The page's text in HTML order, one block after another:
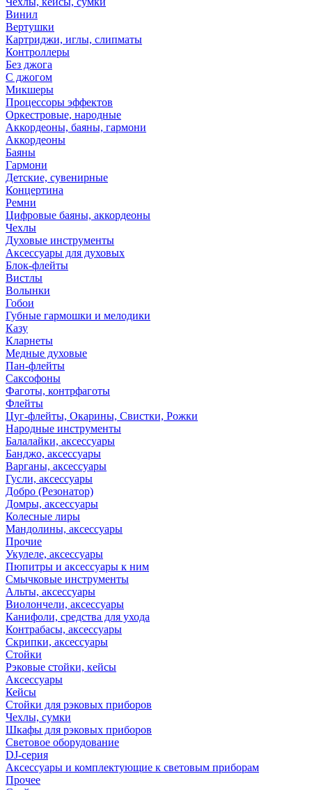
Винил
Вертушки
Картриджи, иглы, слипматы
Контроллеры
Без джога
С джогом
Микшеры
Процессоры эффектов
Оркестровые, народные
Аккордеоны, баяны, гармони
Аккордеоны
Баяны
Гармони
Детские, сувенирные
Концертина
Ремни
Цифровые баяны, аккордеоны
Чехлы
Духовые инструменты
Аксессуары для духовых
Блок-флейты
Вистлы
Волынки
Гобои
Губные гармошки и мелодики
Казу
Кларнеты
Медные духовые
Пан-флейты
Саксофоны
Фаготы, контрфаготы
Флейты
Цуг-флейты, Окарины, Свистки, Рожки
Народные инструменты
Балалайки, аксессуары
Банджо, аксессуары
Варганы, аксессуары
Гусли, аксессуары
Добро (Резонатор)
Домры, аксессуары
Колесные лиры
Мандолины, аксессуары
Прочие
Укулеле, аксессуары
Пюпитры и аксессуары к ним
Смычковые инструменты
Альты, аксессуары
Виолончели, аксессуары
Канифоли, средства для ухода
Контрабасы, аксессуары
Скрипки, аксессуары
Стойки
Рэковые стойки, кейсы
Аксессуары
Кейсы
Стойки для рэковых приборов
Чехлы, сумки
Шкафы для рэковых приборов
Световое оборудование
DJ-серия
Аксессуары и комплектующие к световым приборам
Прочее